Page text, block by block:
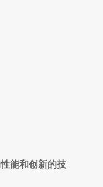
能和创新的技